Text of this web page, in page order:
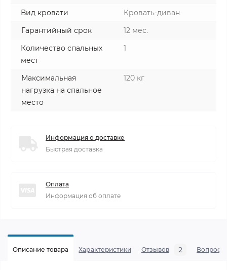
Вид кровати
Кровать-диван
Гарантийный срок
12 мес.
Количество спальных
мест
1
Максимальная
нагрузка на спальное
место
120 кг
Информация о доставке
Быстрая доставка
Оплата
Информация об оплате
Описание товара Характеристики Отзывов 2 Вопросы